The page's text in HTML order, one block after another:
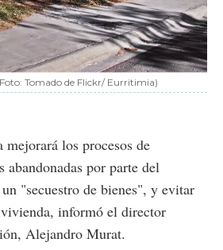
Tomado de Flickr/ Eurritimia)
los procesos de
abandonadas por parte del
"secuestro de bienes", y evitar
informó el director
Alejandro Murat.